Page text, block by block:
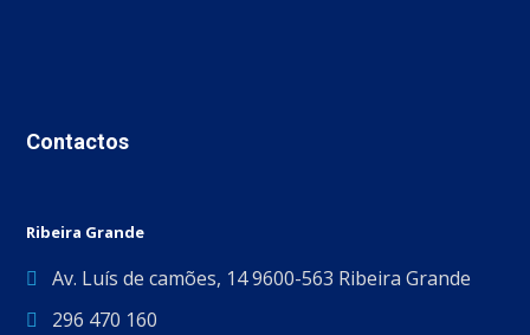
Contactos
Ribeira Grande
Av. Luís de camões, 14 9600-563 Ribeira Grande
296 470 160